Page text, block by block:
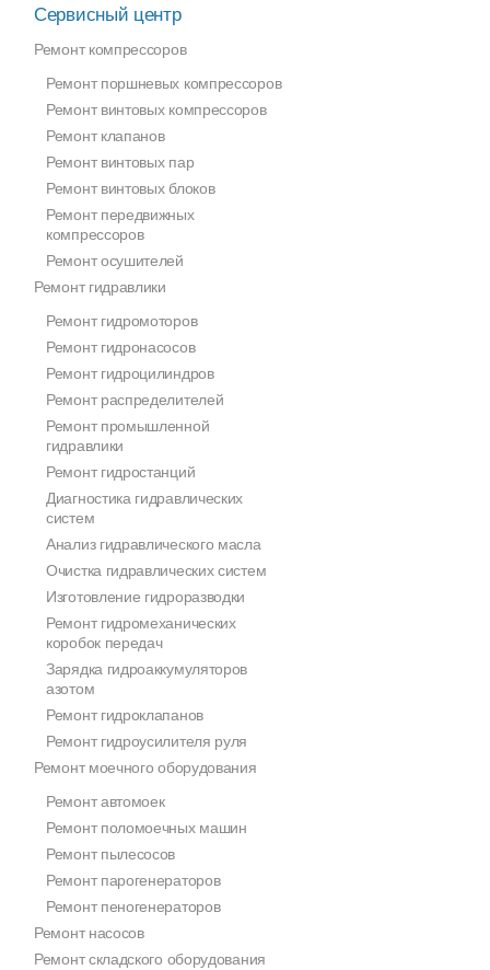
Сервисный центр
Ремонт компрессоров
Ремонт поршневых компрессоров
Ремонт винтовых компрессоров
Ремонт клапанов
Ремонт винтовых пар
Ремонт винтовых блоков
Ремонт передвижных
компрессоров
Ремонт осушителей
Ремонт гидравлики
Ремонт гидромоторов
Ремонт гидронасосов
Ремонт гидроцилиндров
Ремонт распределителей
Ремонт промышленной
гидравлики
Ремонт гидростанций
Диагностика гидравлических
систем
Анализ гидравлического масла
Очистка гидравлических систем
Изготовление гидроразводки
Ремонт гидромеханических
коробок передач
Зарядка гидроаккумуляторов
азотом
Ремонт гидроклапанов
Ремонт гидроусилителя руля
Ремонт моечного оборудования
Ремонт автомоек
Ремонт поломоечных машин
Ремонт пылесосов
Ремонт парогенераторов
Ремонт пеногенераторов
Ремонт насосов
Ремонт складского оборудования